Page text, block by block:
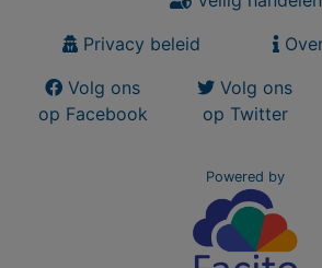
Privacy beleid
Volg ons
op Facebook
Volg ons
op Twitter
Powered by